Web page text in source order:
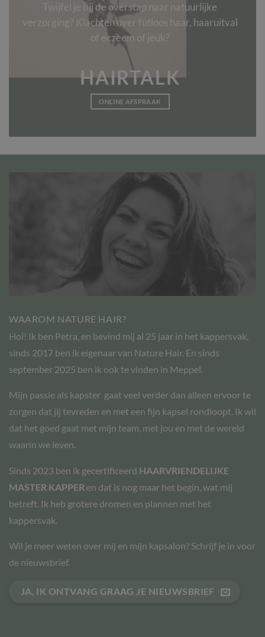
Twijfel je bij de overstap naar natuurlijke
verzorging? Klachten over futloos haar, haaruitval
of eczeem of jeuk?
HAIRTALK
ONLINE AFSPRAAK
WAAROM NATURE HAIR?
Hoi! Ik ben Petra, en bevind mij al 25 jaar in het kappersvak,
sinds 2017 ben ik eigenaar van Nature Hair. En sinds
september 2025 ben ik ook te vinden in Meppel.
Mijn passie als kapster gaat veel verder dan alleen ervoor te
zorgen dat jij tevreden en met een fijn kapsel rondloopt. Ik wil
dat het goed gaat met mijn team, met jou en met de wereld
waarin we leven.
Sinds 2023 ben ik gecertificeerd HAARVRIENDELIJKE
MASTER KAPPER en dat is nog maar het begin, wat mij
betreft. Ik heb grotere dromen en plannen met het
kappersvak.
Wil je meer weten over mij en mijn kapsalon? Schrijf je in voor
de nieuwsbrief.
JA, IK ONTVANG GRAAG JE NIEUWSBRIEF